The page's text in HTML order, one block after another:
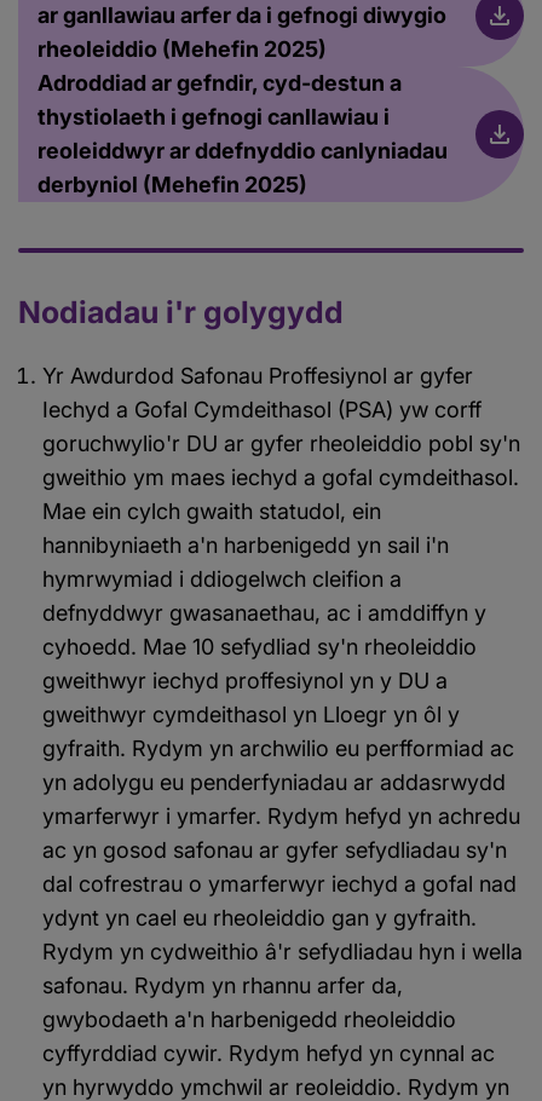
ar ganllawiau arfer da i gefnogi diwygio
rheoleiddio (Mehefin 2025)
Adroddiad ar gefndir, cyd-destun a
thystiolaeth i gefnogi canllawiau i
reoleiddwyr ar ddefnyddio canlyniadau
derbyniol (Mehefin 2025)
Nodiadau i'r golygydd
Yr Awdurdod Safonau Proffesiynol ar gyfer
Iechyd a Gofal Cymdeithasol (PSA) yw corff
goruchwylio'r DU ar gyfer rheoleiddio pobl sy'n
gweithio ym maes iechyd a gofal cymdeithasol.
Mae ein cylch gwaith statudol, ein
hannibyniaeth a'n harbenigedd yn sail i'n
hymrwymiad i ddiogelwch cleifion a
defnyddwyr gwasanaethau, ac i amddiffyn y
cyhoedd. Mae 10 sefydliad sy'n rheoleiddio
gweithwyr iechyd proffesiynol yn y DU a
gweithwyr cymdeithasol yn Lloegr yn ôl y
gyfraith. Rydym yn archwilio eu perfformiad ac
yn adolygu eu penderfyniadau ar addasrwydd
ymarferwyr i ymarfer. Rydym hefyd yn achredu
ac yn gosod safonau ar gyfer sefydliadau sy'n
dal cofrestrau o ymarferwyr iechyd a gofal nad
ydynt yn cael eu rheoleiddio gan y gyfraith.
Rydym yn cydweithio â'r sefydliadau hyn i wella
safonau. Rydym yn rhannu arfer da,
gwybodaeth a'n harbenigedd rheoleiddio
cyffyrddiad cywir. Rydym hefyd yn cynnal ac
yn hyrwyddo ymchwil ar reoleiddio. Rydym yn